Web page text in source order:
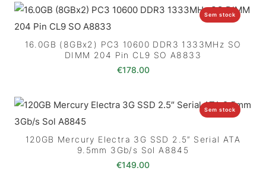
Sem stock
16.0GB (8GBx2) PC3 10600 DDR3 1333MHz SO
DIMM 204 Pin CL9 SO A8833
€178.00
Sem stock
120GB Mercury Electra 3G SSD 2.5″ Serial ATA
9.5mm 3Gb/s Sol A8845
€149.00